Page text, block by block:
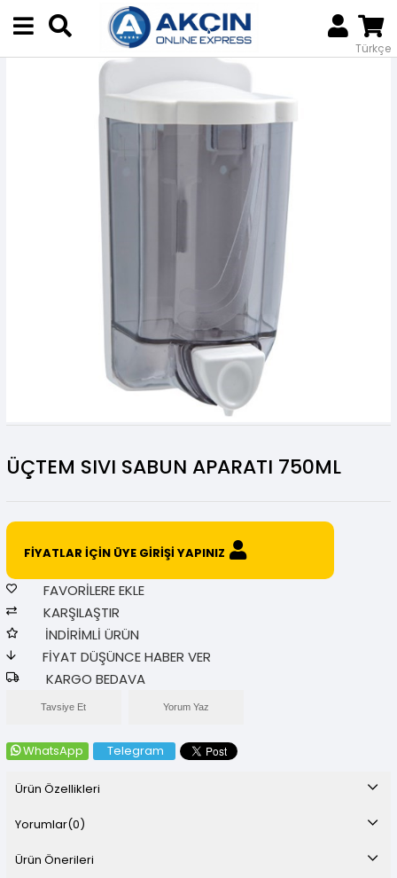
Türkçe
%50 İndirimli Ürünler
ÜÇTEM SIVI SABUN APARATI 750ML
ÜÇTEM SIVI SABUN APARATI 750ML
FİYATLAR İÇİN ÜYE GİRİŞİ YAPINIZ
FAVORILERE EKLE
KARŞILAŞTIR
İNDIRIMLI ÜRÜN
FIYAT DÜŞÜNCE HABER VER
KARGO BEDAVA
Tavsiye Et Yorum Yaz
WhatsApp Telegram
Ürün Özellikleri
Yorumlar(0)
Ürün Önerileri